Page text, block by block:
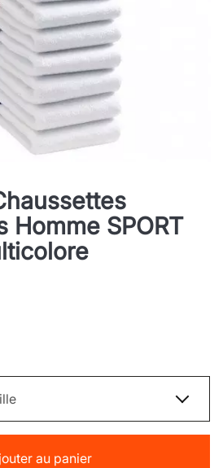
Homme SPORT
au panier